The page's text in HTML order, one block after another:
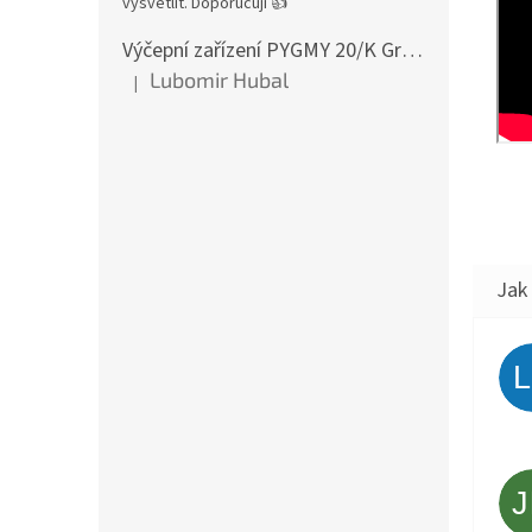
Výčepní zařízení PYGMY 20/K Green Line NEW komplet 2 x naražeč
Hodnocení produktu je 5 z 5 hvězdiček.
| Lubomir Hubal